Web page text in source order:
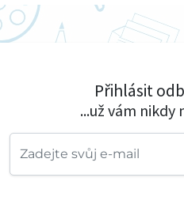
Přihlásit
...už vám nikdy